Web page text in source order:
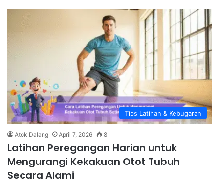
Tips Latihan & Kebugaran
Atok Dalang April 7, 2026 8
Latihan Peregangan Harian untuk
Mengurangi Kekakuan Otot Tubuh
Secara Alami